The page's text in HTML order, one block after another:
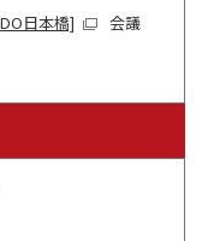
日本橋]
会議